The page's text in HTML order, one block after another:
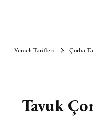
Yemek Tarifleri Çorba
Tavuk